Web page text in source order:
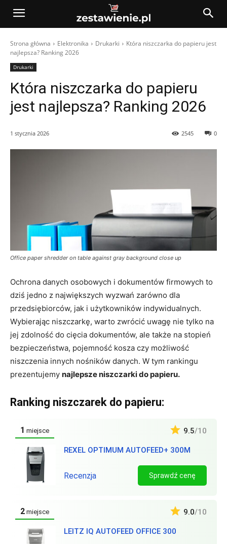
Strona główna Elektronika Drukarki
Która niszczarka do papieru jest
najlepsza? Ranking 2026
Drukarki
Która niszczarka do papieru
jest najlepsza? Ranking 2026
1 stycznia 2026 0
2545
Office paper shredder on table against gray background close up
Ochrona danych osobowych i dokumentów firmowych to
dziś jedno z największych wyzwań zarówno dla
przedsiębiorców, jak i użytkowników indywidualnych.
Wybierając niszczarkę, warto zwrócić uwagę nie tylko na
jej zdolność do cięcia dokumentów, ale także na stopień
bezpieczeństwa, pojemność kosza czy możliwość
niszczenia innych nośników danych. W tym rankingu
prezentujemy najlepsze niszczarki do papieru.
Ranking niszczarek do papieru:
1 miejsce
REXEL OPTIMUM AUTOFEED+ 300M
9.5/10
Recenzja Sprawdź cenę
2 miejsce
LEITZ IQ AUTOFEED OFFICE 300
9.0/10